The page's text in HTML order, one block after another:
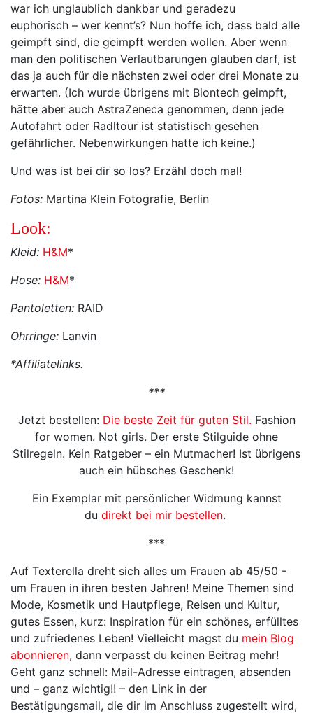
war ich unglaublich dankbar und geradezu
euphorisch – wer kennt’s? Nun hoffe ich, dass bald alle
geimpft sind, die geimpft werden wollen. Aber wenn
man den politischen Verlautbarungen glauben darf, ist
das ja auch für die nächsten zwei oder drei Monate zu
erwarten. (Ich wurde übrigens mit Biontech geimpft,
hätte aber auch AstraZeneca genommen, denn jede
Autofahrt oder Radltour ist statistisch gesehen
gefährlicher. Nebenwirkungen hatte ich keine.)
Und was ist bei dir so los? Erzähl doch mal!
Fotos: Martina Klein Fotografie, Berlin
Look:
Kleid: H&M*
Hose: H&M*
Pantoletten: RAID
Ohrringe: Lanvin
*Affiliatelinks.
***
Jetzt bestellen: Die beste Zeit für guten Stil. Fashion
for women. Not girls. Der erste Stilguide ohne
Stilregeln. Kein Ratgeber – ein Mutmacher! Ist übrigens
auch ein hübsches Geschenk!
Ein Exemplar mit persönlicher Widmung kannst
du direkt bei mir bestellen.
***
Auf Texterella dreht sich alles um Frauen ab 45/50 -
um Frauen in ihren besten Jahren! Meine Themen sind
Mode, Kosmetik und Hautpflege, Reisen und Kultur,
gutes Essen, kurz: Inspiration für ein schönes, erfülltes
und zufriedenes Leben! Vielleicht magst du mein Blog
abonnieren, dann verpasst du keinen Beitrag mehr!
Geht ganz schnell: Mail-Adresse eintragen, absenden
und – ganz wichtig!! – den Link in der
Bestätigungsmail, die dir im Anschluss zugestellt wird,